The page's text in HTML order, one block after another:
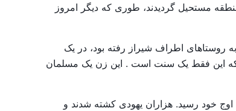
مستحیل گردیدند، طوری که دیگر امروز
پزشکی به روستاهای اطراف شیراز رفته بود، در یک
که این فقط یک سنت است . این زن یک مسلمان
سلیمان صفوی ، وضع مسیحیان و یهودیان بسیار رقت انگیز شد. جور و ستمی که این پادشاه روا داشت ، در سال ۱۶۷۸ به اوج خود رسید. هزاران یهودی کشته شدند و